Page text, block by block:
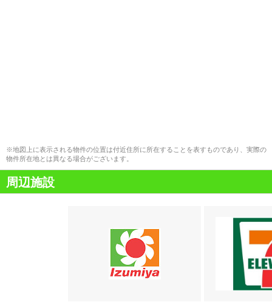
※地図上に表示される物件の位置は付近住所に所在することを表すものであり、実際の
物件所在地とは異なる場合がございます。
周辺施設